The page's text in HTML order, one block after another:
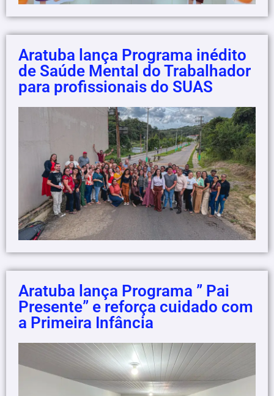
Aratuba lança Programa inédito
de Saúde Mental do Trabalhador
para profissionais do SUAS
Aratuba lança Programa ” Pai
Presente” e reforça cuidado com
a Primeira Infância